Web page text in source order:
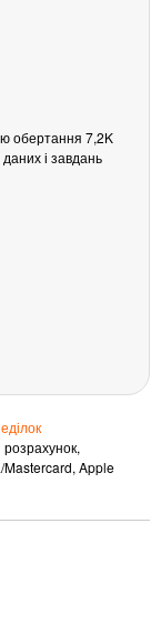
обертання 7,2K
і завдань
Mastercard, Apple